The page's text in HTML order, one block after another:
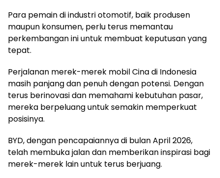
Para pemain di industri otomotif, baik produsen
maupun konsumen, perlu terus memantau
perkembangan ini untuk membuat keputusan yang
tepat.
Perjalanan merek-merek mobil Cina di Indonesia
masih panjang dan penuh dengan potensi. Dengan
terus berinovasi dan memahami kebutuhan pasar,
mereka berpeluang untuk semakin memperkuat
posisinya.
BYD, dengan pencapaiannya di bulan April 2026,
telah membuka jalan dan memberikan inspirasi bagi
merek-merek lain untuk terus berjuang.